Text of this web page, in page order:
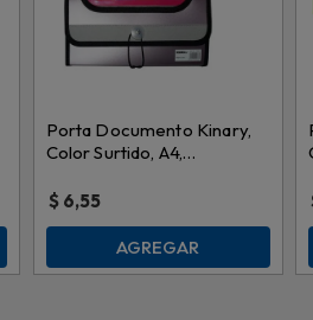
Porta Documento Kinary,
Color Surtido, A4,
ch010
$ 6,55
AGREGAR